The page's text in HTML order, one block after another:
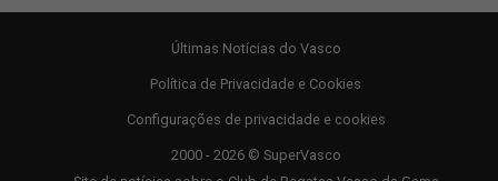
Últimas Notícias do Vasco
Política de Privacidade e Cookies
Configurações de privacidade e cookies
2000 - 2026 © SuperVasco